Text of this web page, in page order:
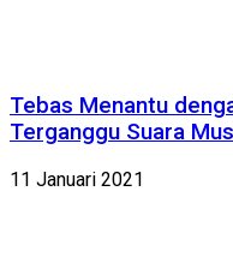
Tebas Menantu
Terganggu Suara
11 Januari 2021